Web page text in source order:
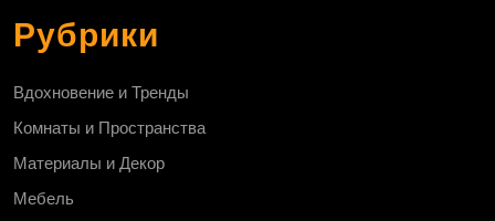
Рубрики
Вдохновение и Тренды
Комнаты и Пространства
Материалы и Декор
Мебель